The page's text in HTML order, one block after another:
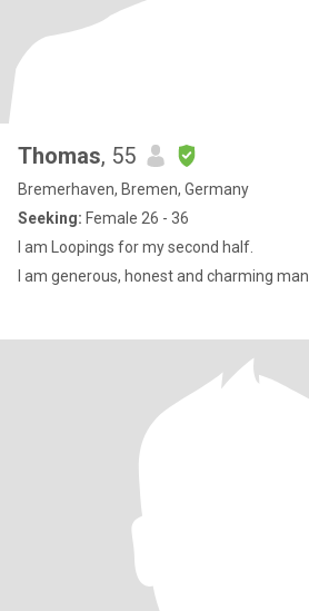
Thomas, 55
Bremerhaven, Bremen, Germany
Seeking: Female 26 - 36
I am Loopings for my second half.
I am generous, honest and charming man.